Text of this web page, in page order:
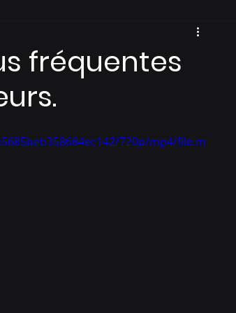
fréquentes
720p/mp4/file.m